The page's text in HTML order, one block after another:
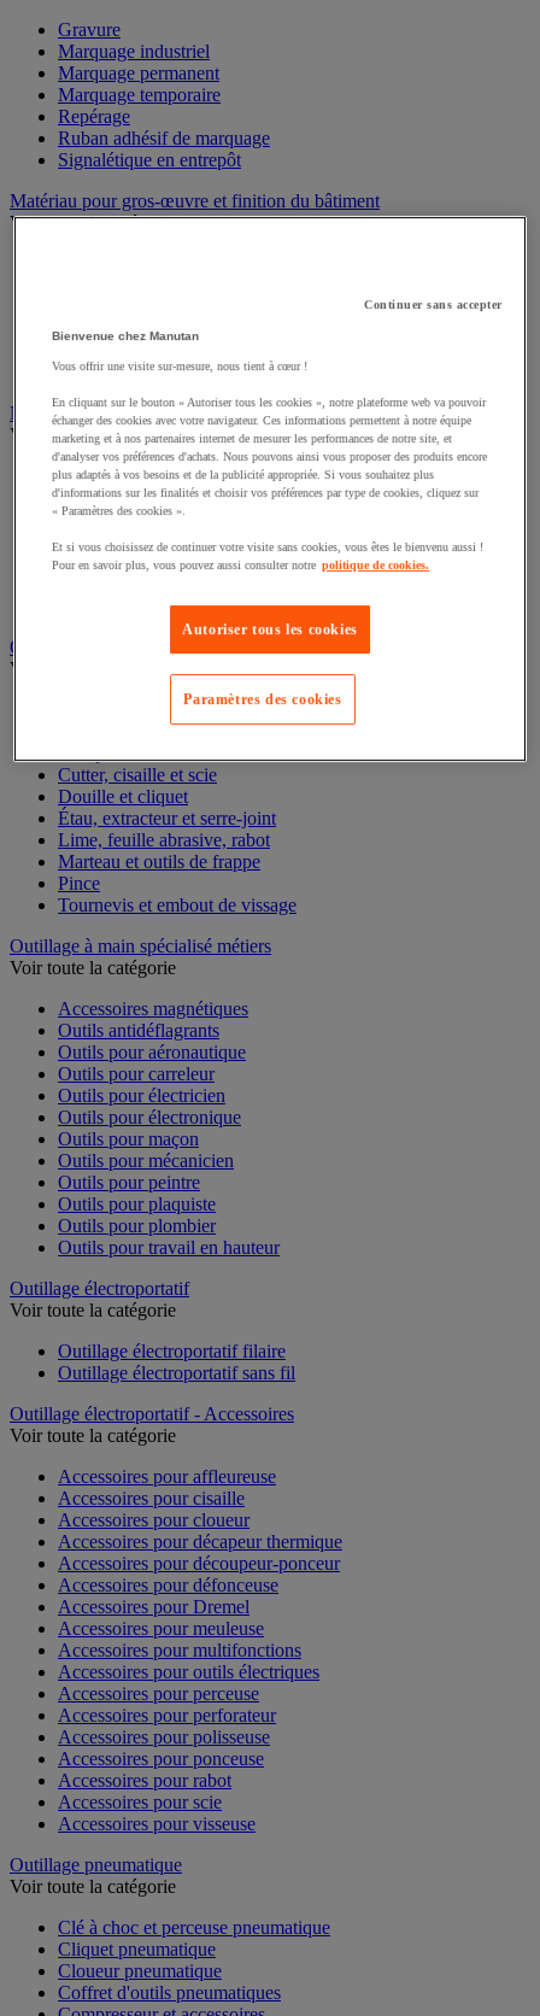
Gravure
Marquage industriel
Marquage permanent
Marquage temporaire
Repérage
Ruban adhésif de marquage
Signalétique en entrepôt
Matériau pour gros-œuvre et finition du bâtiment
Voir toute la catégorie
Enduit et plâtre
Ragréage
Nettoyant et dégraissant
Voir toute la catégorie
Anti-adhérent soudure
Dégraissant alimentaire
Dégraissant industriel
Détection de fuite
Nettoyant et protection électronique
Nettoyant pour graffiti
Outillage à main
Voir toute la catégorie
Clé et tournevis dynamométrique
Cutter, cisaille et scie
Douille et cliquet
Étau, extracteur et serre-joint
Lime, feuille abrasive, rabot
Marteau et outils de frappe
Pince
Tournevis et embout de vissage
Outillage à main spécialisé métiers
Voir toute la catégorie
Accessoires magnétiques
Outils antidéflagrants
Outils pour aéronautique
Outils pour carreleur
Outils pour électricien
Outils pour électronique
Outils pour maçon
Outils pour mécanicien
Outils pour peintre
Outils pour plaquiste
Outils pour plombier
Outils pour travail en hauteur
Outillage électroportatif
Voir toute la catégorie
Outillage électroportatif filaire
Outillage électroportatif sans fil
Outillage électroportatif - Accessoires
Voir toute la catégorie
Accessoires pour affleureuse
Accessoires pour cisaille
Accessoires pour cloueur
Accessoires pour décapeur thermique
Accessoires pour découpeur-ponceur
Accessoires pour défonceuse
Accessoires pour Dremel
Accessoires pour meuleuse
Accessoires pour multifonctions
Accessoires pour outils électriques
Accessoires pour perceuse
Accessoires pour perforateur
Accessoires pour polisseuse
Accessoires pour ponceuse
Accessoires pour rabot
Accessoires pour scie
Accessoires pour visseuse
Outillage pneumatique
Voir toute la catégorie
Clé à choc et perceuse pneumatique
Cliquet pneumatique
Cloueur pneumatique
Coffret d'outils pneumatiques
Continuer sans accepter
Bienvenue chez Manutan
Vous offrir une visite sur-mesure, nous tient à cœur !
En cliquant sur le bouton « Autoriser tous les cookies », notre plateforme web va pouvoir
échanger des cookies avec votre navigateur. Ces informations permettent à notre équipe
marketing et à nos partenaires internet de mesurer les performances de notre site, et
d'analyser vos préférences d'achats. Nous pouvons ainsi vous proposer des produits encore
plus adaptés à vos besoins et de la publicité appropriée. Si vous souhaitez plus
d'informations sur les finalités et choisir vos préférences par type de cookies, cliquez sur
« Paramètres des cookies ».
Et si vous choisissez de continuer votre visite sans cookies, vous êtes le bienvenu aussi !
Pour en savoir plus, vous pouvez aussi consulter notre politique de cookies.
Autoriser tous les cookies
Paramètres des cookies